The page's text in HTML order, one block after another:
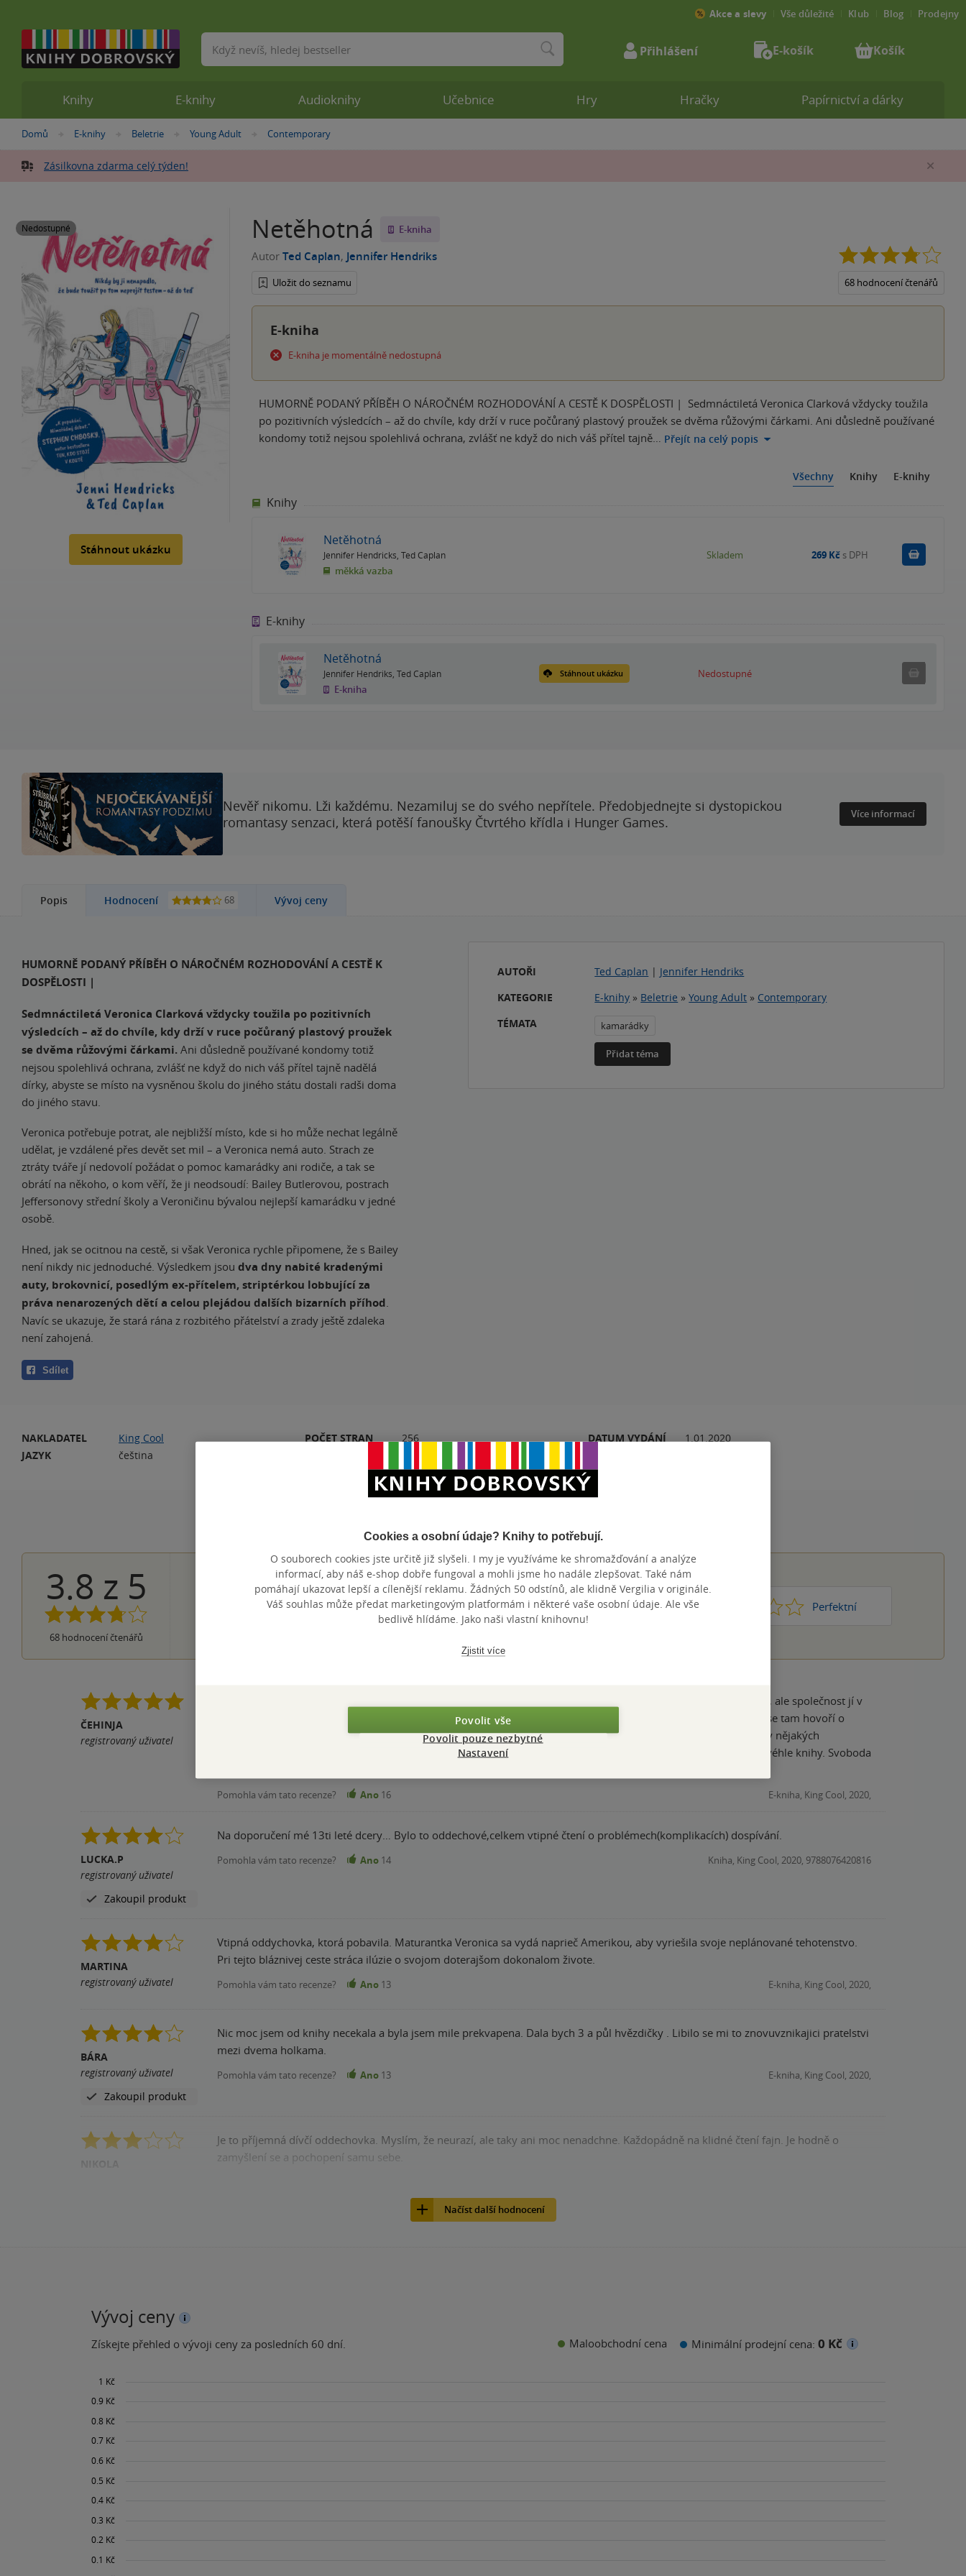
Nacházíte
zde:
Domů »
E-knihy »
Beletrie »
Young Adult »
Contemporary
Zásilkovna zdarma celý týden!
Nedostupné
Stáhnout ukázku
Netěhotná E-kniha
Autor Ted Caplan, Jennifer Hendriks
Uložit do seznamu 68 hodnocení čtenářů
E-kniha
E-kniha je momentálně nedostupná
HUMORNĚ PODANÝ PŘÍBĚH O NÁROČNÉM ROZHODOVÁNÍ A CESTĚ K DOSPĚLOSTI | Sedmnáctiletá Veronica Clarková vždycky toužila
po pozitivních výsledcích – až do chvíle, kdy drží v ruce počůraný plastový proužek se dvěma růžovými čárkami. Ani důsledně používané
kondomy totiž nejsou spolehlivá ochrana, zvlášť ne když do nich váš přítel tajně… Přejít na celý popis
Všechny Knihy E-knihy
Knihy
Netěhotná
Jennifer Hendricks Ted Caplan
měkká vazba
Skladem 269 Kč s DPH
E-knihy
Netěhotná
Jennifer Hendriks Ted Caplan
E-kniha
Stáhnout ukázku Nedostupné Nedostupné
Nevěř nikomu. Lži každému. Nezamiluj se do svého nepřítele. Předobjednejte si dystopickou
romantasy senzaci, která potěší fanoušky Čtvrtého křídla i Hunger Games.
Více informací
Popis Hodnocení 68 Vývoj ceny
HUMORNĚ PODANÝ PŘÍBĚH O NÁROČNÉM ROZHODOVÁNÍ A CESTĚ K
DOSPĚLOSTI |
Sedmnáctiletá Veronica Clarková vždycky toužila po pozitivních
výsledcích – až do chvíle, kdy drží v ruce počůraný plastový proužek
se dvěma růžovými čárkami. Ani důsledně používané kondomy totiž
nejsou spolehlivá ochrana, zvlášť ne když do nich váš přítel tajně nadělá
dírky, abyste se místo na vysněnou školu do jiného státu dostali radši doma
do jiného stavu.
Veronica potřebuje potrat, ale nejbližší místo, kde si ho může nechat legálně
udělat, je vzdálené přes devět set mil – a Veronica nemá auto. Strach ze
ztráty tváře jí nedovolí požádat o pomoc kamarádky ani rodiče, a tak se
obrátí na někoho, o kom věří, že ji neodsoudí: Bailey Butlerovou, postrach
Jeffersonovy střední školy a Veroničinu bývalou nejlepší kamarádku v jedné
osobě.
Hned, jak se ocitnou na cestě, si však Veronica rychle připomene, že s Bailey
není nikdy nic jednoduché. Výsledkem jsou dva dny nabité kradenými
auty, brokovnicí, posedlým ex-přítelem, striptérkou lobbující za
práva nenarozených dětí a celou plejádou dalších bizarních příhod.
Navíc se ukazuje, že stará rána z rozbitého přátelství a zrady ještě zdaleka
není zahojená.
Sdílet
AUTOŘI Ted Caplan | Jennifer Hendriks
KATEGORIE
E-knihy » Beletrie »Young Adult » Contemporary
TÉMATA
kamarádky
Přidat téma
NAKLADATEL
King Cool
JAZYK
čeština
POČET STRAN 256 DATUM VYDÁNÍ 1.01.2020
Hodnocení a recenze čtenářů
3.8 z 5
68hodnocení čtenářů
5 hvězdiček
4 hvězdičky
3 hvězdičky
PŘIDEJTE SVÉ HODNOCENÍ PRODUKTU
Hodnocení našich knihkupců: 0.0 z 5 Nic moc Perfektní
ČEHINJA
registrovaný uživatel
Zábavná kniha o nezábavném tématu a pěkně polopaticky. Souhlasím s hlavní hrdinkou. Chce si nechat vzít dítě, ale společnost jí v
tom chce zabránit. Hlavně silně věřící, kteří se cpou všude tam, kde by měli mít slušnost se na to vykašlat. Také se tam hovoří o
LGBT komunitě a mě to taky nedělá problém. Prostě dobrý. Perfektní, že hrdinka nevzala nohy na ramena jako v nějakých
románech a žila s miminkem šťastně až do smrti. Jsou lidé, kteří nechtějí hned mimčo. A je dobře, že jsou i takovéhle knihy. Svoboda
Pomohla vám tato recenze? Ano 16 E-kniha, King Cool, 2020,
LUCKA.P
registrovaný uživatel
Zakoupil produkt
Na doporučení mé 13ti leté dcery… Bylo to oddechové,celkem vtipné čtení o problémech(komplikacích) dospívání.
Pomohla vám tato recenze? Ano 14 Kniha, King Cool, 2020, 9788076420816
MARTINA
registrovaný uživatel
Vtipná oddychovka, ktorá pobavila. Maturantka Veronica sa vydá naprieč Amerikou, aby vyriešila svoje neplánované tehotenstvo.
Pri tejto bláznivej ceste stráca ilúzie o svojom doterajšom dokonalom živote.
Pomohla vám tato recenze? Ano 13 E-kniha, King Cool, 2020,
BÁRA
registrovaný uživatel
Zakoupil produkt
Nic moc jsem od knihy necekala a byla jsem mile prekvapena. Dala bych 3 a půl hvězdičky . Libilo se mi to znovuvznikajici pratelstvi
mezi dvema holkama.
Pomohla vám tato recenze? Ano 13 E-kniha, King Cool, 2020,
Je to příjemná dívčí oddechovka. Myslím, že neurazí, ale taky ani moc nenadchne. Každopádně na klidné čtení fajn. Je hodně o
zamyšlení se a pochopení samu sebe.
Načíst další hodnocení
Vývoj ceny
Získejte přehled o vývoji ceny za posledních 60 dní. Maloobchodní cena Minimální prodejní cena: 0 Kč
Knihy E-knihy Audioknihy Učebnice Hry Hračky Papírnictví a dárky
Akce a slevy Vše důležité Klub Blog Prodejny
Vyhledávání Přihlášení E-košík Košík
Cookies a osobní údaje? Knihy to potřebují.
O souborech cookies jste určitě již slyšeli. I my je využíváme ke shromažďování a analýze
informací, aby náš e-shop dobře fungoval a mohli jsme ho nadále zlepšovat. Také nám
pomáhají ukazovat lepší a cílenější reklamu. Žádných 50 odstínů, ale klidně Vergilia v originále.
Váš souhlas může předat marketingovým platformám i některé vaše osobní údaje. Ale vše
bedlivě hlídáme. Jako naši vlastní knihovnu!
Zjistit více
Povolit vše
Povolit pouze nezbytné
Nastavení